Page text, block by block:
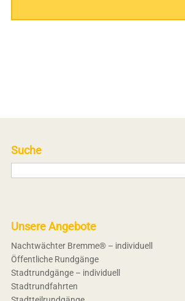
Suche
Unsere Angebote
Nachtwächter Bremme® – individuell
Öffentliche Rundgänge
Stadtrundgänge – individuell
Stadtrundfahrten